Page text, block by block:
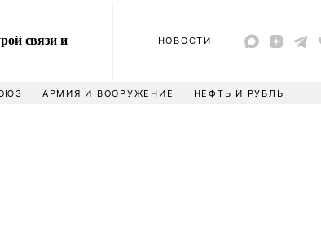
связи и
НОВОСТИ
АРМИЯ И ВООРУЖЕНИЕ НЕФТЬ И РУБЛЬ